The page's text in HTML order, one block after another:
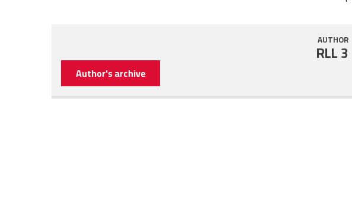
AUTHOR
RLL 3
Author's archive